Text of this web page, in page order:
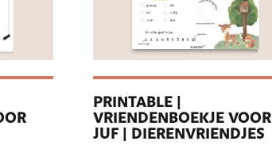
PRINTABLE |
VRIENDENBOEKJE VOOR
JUF | DIERENVRIENDJES